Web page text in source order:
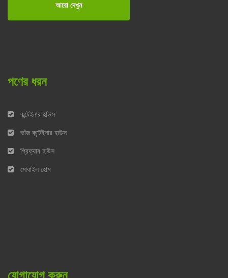
আরো দেখুন
পণের ধরন
কন্টেইনার হাউস
ভাঁজ কন্টেইনার হাউস
প্রিফ্যাব হাউস
মোবাইল হোম
যোগাযোগ করুন